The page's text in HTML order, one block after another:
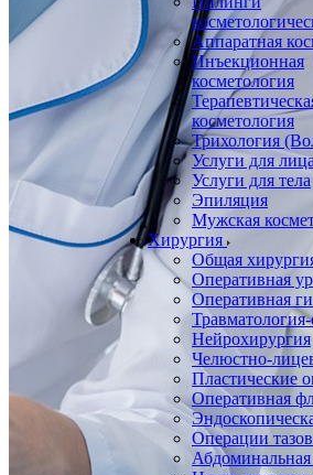
Аппаратная
Инъекционная
косметология
косметология
Трихология
Услуги для
Услуги для тела
Эпиляция
Мужская
Хирургия
Общая
Оперативная
Оперативная
Нейрохирургия
Челюстно-
Пластические
Оперативная
Операции